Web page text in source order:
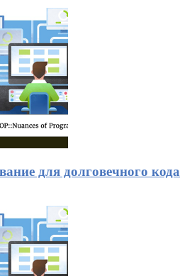
для долговечного кода